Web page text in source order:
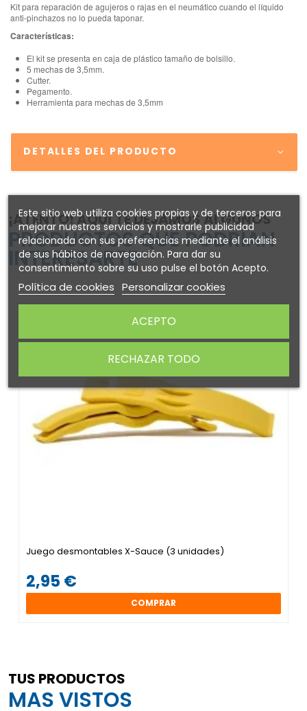
Kit para reparación de agujeros o rajas en el neumático cuando el líquido
anti-pinchazos no lo pueda taponar.
Características:
El kit se presenta en caja de plástico tamaño de bolsillo.
5 mechas de 3,5mm.
Cutter.
Pegamento.
Herramienta para mechas de 3,5mm
DETALLES DEL PRODUCTO
¡ATENTO! AQUÍ TE DEJAMOS ALGUNOS
PRODUCTOS QUE PODRÍAN
INTERESARTE
Juego desmontables X-Sauce (3 unidades)
2,95 €
COMPRAR
TUS PRODUCTOS
MAS VISTOS
Este sitio web utiliza cookies propias y de terceros para
mejorar nuestros servicios y mostrarle publicidad
relacionada con sus preferencias mediante el análisis
de sus hábitos de navegación. Para dar su
consentimiento sobre su uso pulse el botón Acepto.
Política de cookies Personalizar cookies
RECHAZAR TODO
ACEPTO